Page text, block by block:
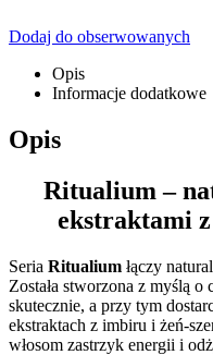
Dodaj do obserwowanych
Opis
Informacje dodatkowe
Opis
Ritualium –
ekstraktami
Seria Ritualium łączy
Została stworzona z myślą o
skutecznie, a przy tym
ekstraktach z imbiru i żeń-
włosom zastrzyk energii i